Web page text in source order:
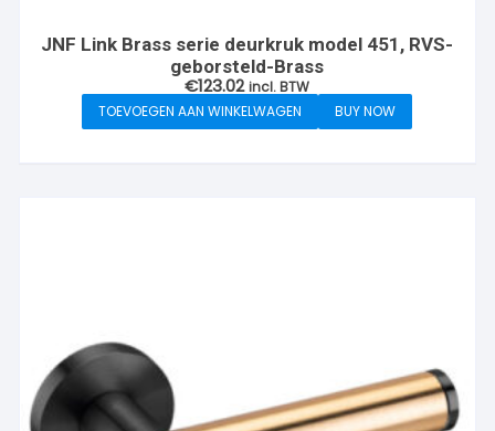
JNF Link Brass serie deurkruk model 451, RVS-
geborsteld-Brass
€123.02 incl. BTW
TOEVOEGEN AAN WINKELWAGEN
BUY NOW